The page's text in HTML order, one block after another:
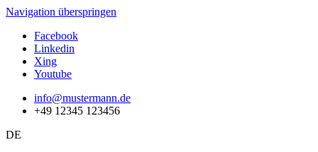
Navigation überspringen
Facebook
Linkedin
Xing
Youtube
info@mustermann.de
+49 12345 123456
DE